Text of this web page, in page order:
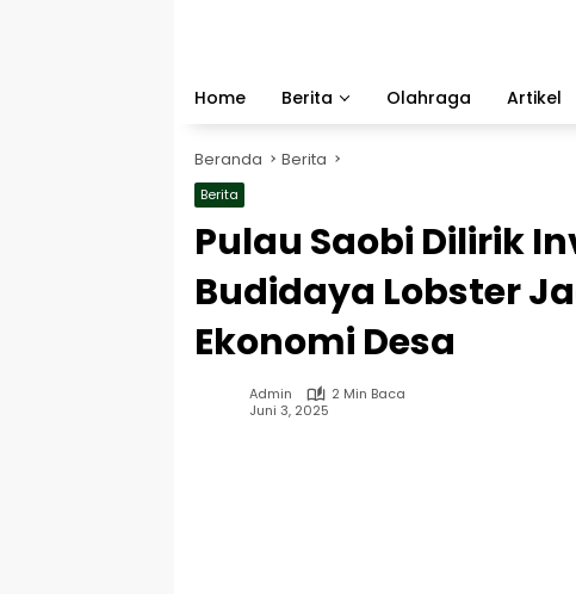
Home
Berita Olahraga Artikel
Beranda Berita
Berita
Pulau Saobi Dilirik
Budidaya Lobster
Ekonomi Desa
Admin
2 Min Baca
Juni 3, 2025